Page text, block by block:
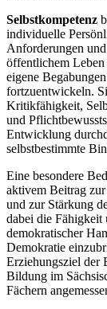
Selbstkompetenz
individuelle
Anforderungen
öffentlichem
eigene
fortzuentwickeln.
Kritikfähigkeit,
und
Entwicklung
selbstbestimmte
Eine besondere
aktivem Beitrag
und zur Stärkung
dabei die Fähigkeit
demokratischer
Demokratie
Erziehungsziel der
Bildung im
Fächern